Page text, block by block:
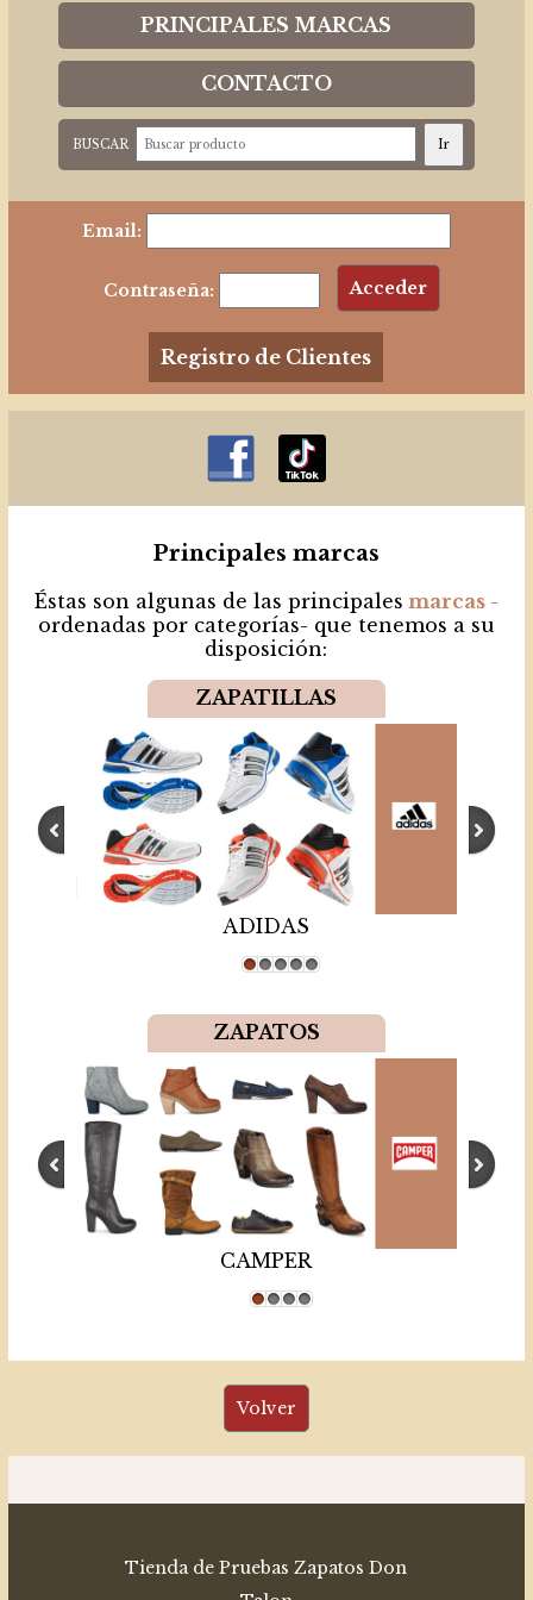
PRINCIPALES MARCAS
CONTACTO
BUSCAR
Email:
Contraseña:
Registro de Clientes
Principales marcas
Éstas son algunas de las principales marcas -
ordenadas por categorías- que tenemos a su
disposición:
ZAPATILLAS
ADIDAS
ZAPATOS
CAMPER
Tienda de Pruebas Zapatos Don